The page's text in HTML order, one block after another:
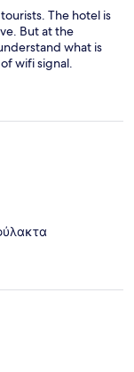
The hotel is
But at the
what is
wifi signal.